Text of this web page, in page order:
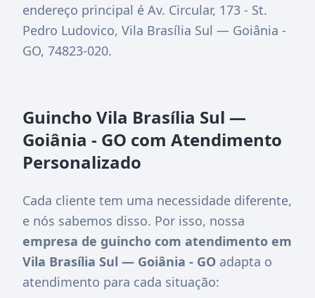
endereço principal é Av. Circular, 173 - St.
Pedro Ludovico, Vila Brasília Sul — Goiânia -
GO, 74823-020.
Guincho Vila Brasília Sul —
Goiânia - GO com Atendimento
Personalizado
Cada cliente tem uma necessidade diferente,
e nós sabemos disso. Por isso, nossa
empresa de guincho com atendimento em
Vila Brasília Sul — Goiânia - GO adapta o
atendimento para cada situação: